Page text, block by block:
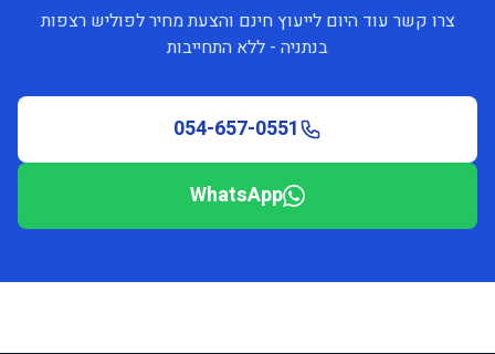
צרו קשר עוד היום לייעוץ חינם והצעת מחיר לפוליש רצפות
בנתניה - ללא התחייבות
054-657-0551
WhatsApp